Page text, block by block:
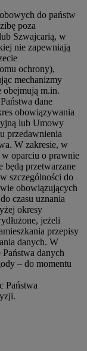
do państw
poza
Szwajcarią, w
nie zapewniają
ochrony),
mechanizmy
obejmują m.in.
dane
obowiązywania
lub Umowy
przedawnienia
W zakresie, w
oparciu o prawnie
będą przetwarzane
szczególności do
obowiązujących
czasu uznania
okresy
jeżeli
przepisy
danych. W
danych
– do momentu
Państwa